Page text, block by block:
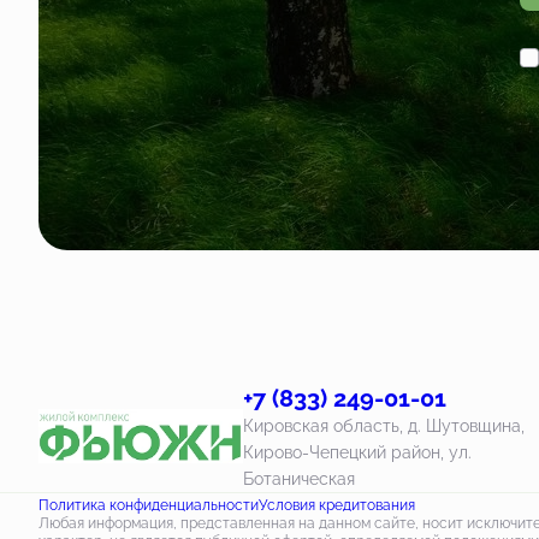
+7 (833) 249-01-01
Кировская область, д. Шутовщина,
Кирово-Чепецкий район, ул.
Ботаническая
Политика конфиденциальностиУсловия кредитования
Любая информация, представленная на данном сайте, носит